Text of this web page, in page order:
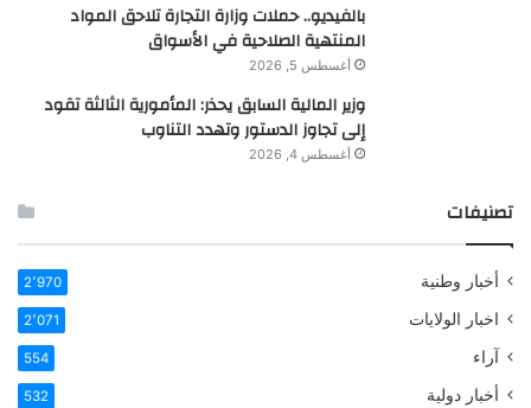
بالفيديو.. حملات وزارة التجارة تلاحق المواد
المنتهية الصلاحية في الأسواق
أغسطس 5, 2026
وزير المالية السابق يحذر: المأمورية الثالثة تقود
إلى تجاوز الدستور وتهدد التناوب
أغسطس 4, 2026
تصنيفات
أخبار وطنية 2٬970
اخبار الولايات 2٬071
آراء 554
أخبار دولية 532